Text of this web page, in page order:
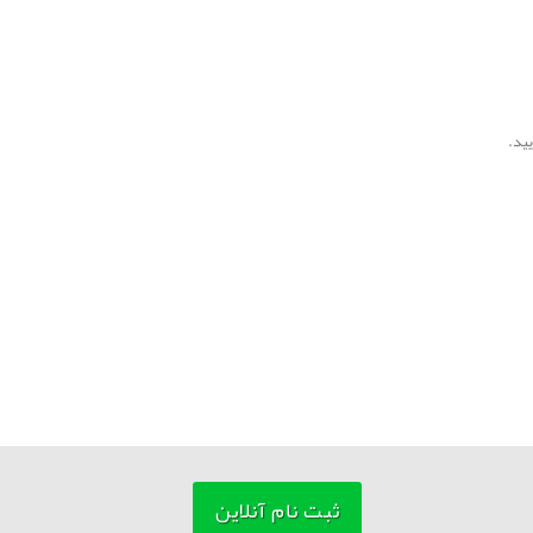
ثبت نام آنلاین